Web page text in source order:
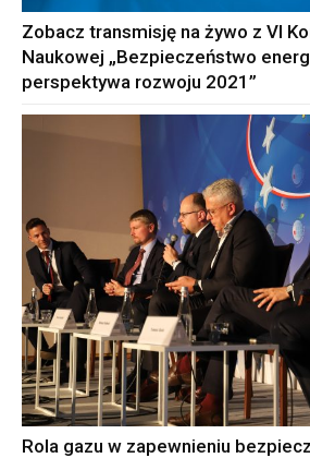
Zobacz transmisję na żywo z VI
Naukowej „Bezpieczeństwo
perspektywa rozwoju 2021”
Rola gazu w zapewnieniu